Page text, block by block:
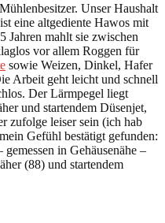
Unser Haushalt
eine altgediente Hawos mit
Jahren mahlt sie zwischen
vor allem Roggen für
sowie Weizen, Dinkel, Hafer
Arbeit geht leicht und schnell
Der Lärmpegel liegt
und startendem Düsenjet,
zufolge leiser sein (ich hab
Gefühl bestätigt gefunden:
in Gehäusenähe –
(88) und startendem